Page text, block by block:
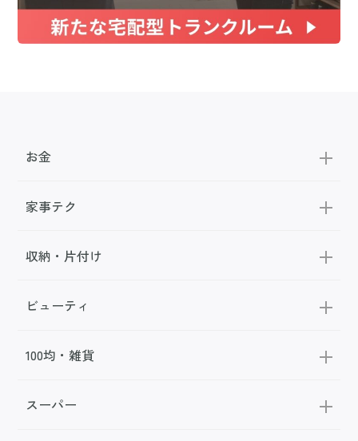
お金
家事テク
収納・片付け
ビューティ
100均・雑貨
スーパー